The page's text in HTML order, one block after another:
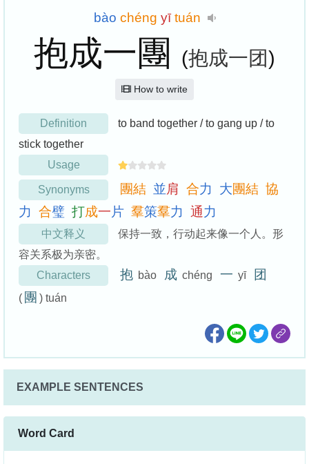
bào chéng yītuán
抱成一團 (抱成一团)
How to write
Definition
to band together / to gang up / to
stick together
Usage
Synonyms 團結 並肩 合力 大團結 協
力
合璧 打成一片 羣策羣力 通力
中文释义
保持一致，行动起来像一个人。形
容关系极为亲密。
Characters
抱 bào 成 chéng 一 yī 团
( 團 ) tuán
EXAMPLE SENTENCES
Word Card